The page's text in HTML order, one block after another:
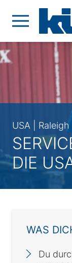
USA | Raleigh
DIE
WAS
Du